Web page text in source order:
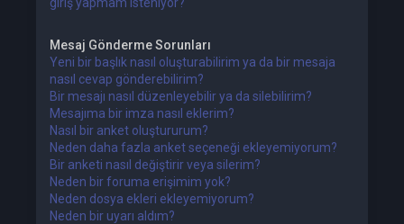
Mesaj Gönderme Sorunları
Yeni bir başlık nasıl oluşturabilirim ya da bir mesaja
nasıl cevap gönderebilirim?
Bir mesajı nasıl düzenleyebilir ya da silebilirim?
Mesajıma bir imza nasıl eklerim?
Nasıl bir anket oluştururum?
Neden daha fazla anket seçeneği ekleyemiyorum?
Bir anketi nasıl değiştirir veya silerim?
Neden bir foruma erişimim yok?
Neden dosya ekleri ekleyemiyorum?
Neden bir uyarı aldım?